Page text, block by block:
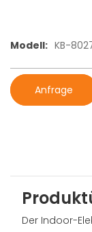
Modell: KB-
Anfrage
Der Indoor-